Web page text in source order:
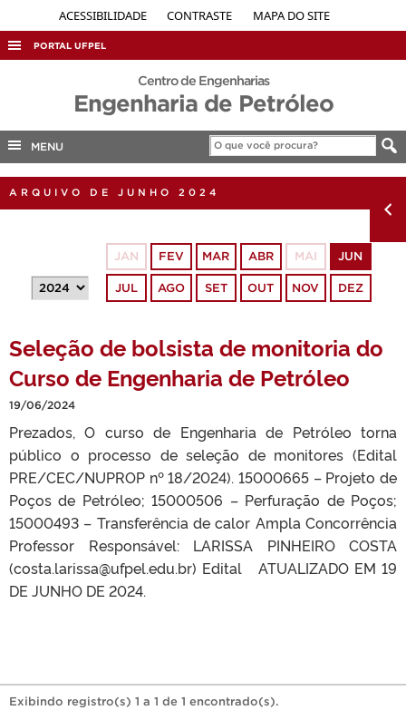
ACESSIBILIDADE CONTRASTE MAPA DO SITE
PORTAL UFPEL
ACESSO À INFORMAÇÃO
AUDITORIA
PORTARIAS
Centro de Engenharias
Engenharia de Petróleo
MENU
ARQUIVO DE JUNHO 2024
JAN FEV MAR ABR MAI JUN
JUL AGO SET OUT NOV DEZ
Seleção de bolsista de monitoria do
Curso de Engenharia de Petróleo
19/06/2024
Prezados, O curso de Engenharia de Petróleo torna
público o processo de seleção de monitores (Edital
PRE/CEC/NUPROP nº 18/2024). 15000665 – Projeto de
Poços de Petróleo; 15000506 – Perfuração de Poços;
15000493 – Transferência de calor Ampla Concorrência
Professor Responsável: LARISSA PINHEIRO COSTA
(costa.larissa@ufpel.edu.br) Edital ATUALIZADO EM 19
DE JUNHO DE 2024.
Exibindo registro(s) 1 a 1 de 1 encontrado(s).